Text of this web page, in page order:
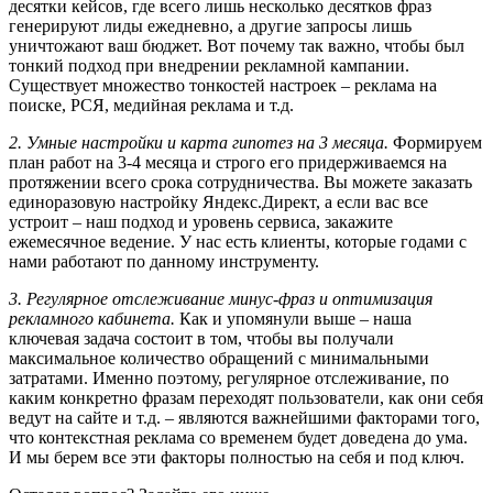
десятки кейсов, где всего лишь несколько десятков фраз
генерируют лиды ежедневно, а другие запросы лишь
уничтожают ваш бюджет. Вот почему так важно, чтобы был
тонкий подход при внедрении рекламной кампании.
Существует множество тонкостей настроек – реклама на
поиске, РСЯ, медийная реклама и т.д.
2. Умные настройки и карта гипотез на 3 месяца. Формируем
план работ на 3-4 месяца и строго его придерживаемся на
протяжении всего срока сотрудничества. Вы можете заказать
единоразовую настройку Яндекс.Директ, а если вас все
устроит – наш подход и уровень сервиса, закажите
ежемесячное ведение. У нас есть клиенты, которые годами с
нами работают по данному инструменту.
3. Регулярное отслеживание минус-фраз и оптимизация
рекламного кабинета. Как и упомянули выше – наша
ключевая задача состоит в том, чтобы вы получали
максимальное количество обращений с минимальными
затратами. Именно поэтому, регулярное отслеживание, по
каким конкретно фразам переходят пользователи, как они себя
ведут на сайте и т.д. – являются важнейшими факторами того,
что контекстная реклама со временем будет доведена до ума.
И мы берем все эти факторы полностью на себя и под ключ.